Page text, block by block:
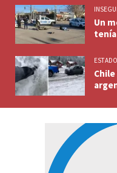
Un